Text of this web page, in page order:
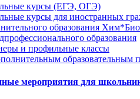
курсы (ЕГЭ, ОГЭ)
курсы для иностранных
образования
образования
и профильные классы
образовательным
мероприятия для